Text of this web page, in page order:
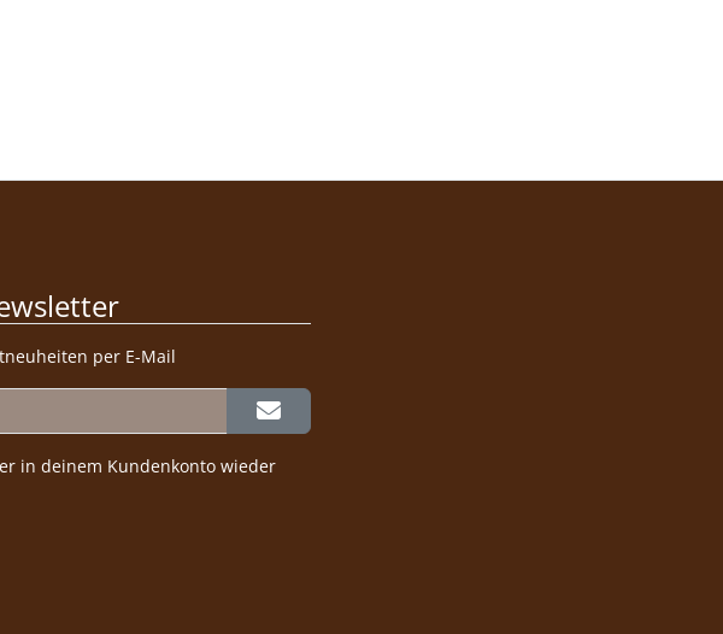
per E-Mail
in deinem Kundenkonto wieder